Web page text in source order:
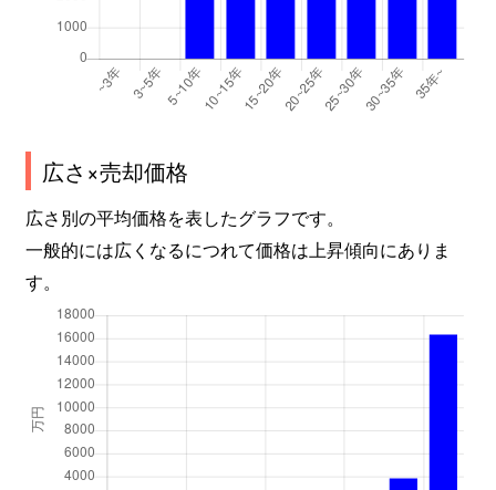
広さ×売却価格
広さ別の平均価格を表したグラフです。
一般的には広くなるにつれて価格は上昇傾向にありま
す。